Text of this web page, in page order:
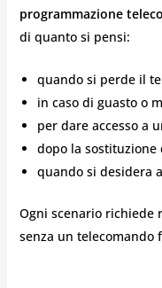
programmazione
di quanto si pensi:
quando si perde il
in caso di guasto o
per dare accesso a
dopo la
quando si desidera
Ogni scenario richiede
senza un telecomando